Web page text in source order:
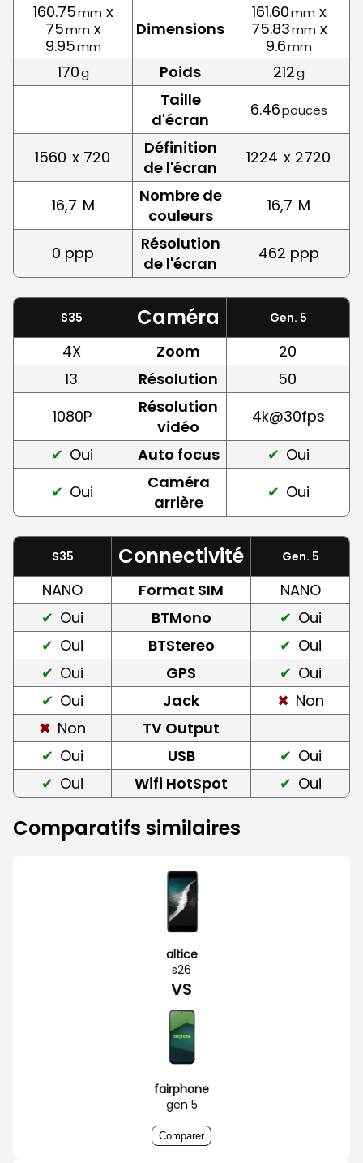
160.75mm x
75mm x
9.95mm
Dimensions
161.60mm x
75.83mm x
9.6mm
170g Poids 212g
Taille
d'écran
6.46pouces
1560 x 720
Définition
de l'écran
1224 x 2720
16,7 M
Nombre de
couleurs
16,7 M
0 ppp
Résolution
de l'écran
462 ppp
S35 Caméra Gen. 5
4X Zoom
20
13
Résolution
50
1080P
Résolution
vidéo
4k@30fps
Oui
Auto focus
Oui
Oui
Caméra
arrière
Oui
S35 Connectivité Gen. 5
NANO Format SIM
NANO
Oui
BTMono
Oui
Oui
BTStereo
Oui
Oui
GPS
Oui
Oui
Jack
Non
Non
TV Output
Oui
USB
Oui
Oui
Wifi HotSpot Oui
Comparatifs similaires
altice
s26
VS
fairphone
gen 5
Comparer